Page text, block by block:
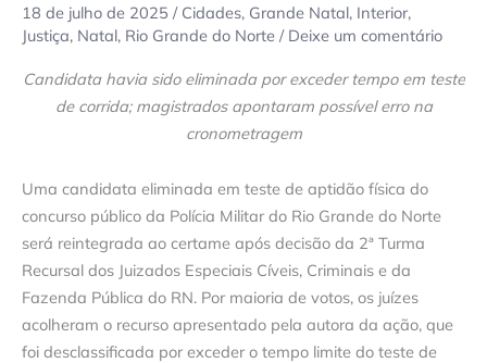
18 de julho de 2025 / Cidades, Grande Natal, Interior,
Justiça, Natal, Rio Grande do Norte / Deixe um comentário
Candidata havia sido eliminada por exceder tempo em teste
de corrida; magistrados apontaram possível erro na
cronometragem
Uma candidata eliminada em teste de aptidão física do
concurso público da Polícia Militar do Rio Grande do Norte
será reintegrada ao certame após decisão da 2ª Turma
Recursal dos Juizados Especiais Cíveis, Criminais e da
Fazenda Pública do RN. Por maioria de votos, os juízes
acolheram o recurso apresentado pela autora da ação, que
foi desclassificada por exceder o tempo limite do teste de